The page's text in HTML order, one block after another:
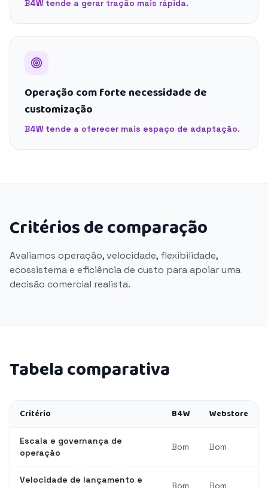
B4W tende a gerar tração mais rápida.
Operação com forte necessidade de
customização
B4W tende a oferecer mais espaço de adaptação.
Critérios de comparação
Avaliamos operação, velocidade, flexibilidade,
ecossistema e eficiência de custo para apoiar uma
decisão comercial realista.
Tabela comparativa
Critério B4W Webstore
Escala e governança de
operação
Bom Bom
Velocidade de lançamento e
Bom Bom